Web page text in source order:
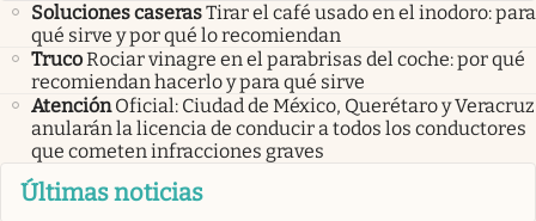
Soluciones caserasTirar el café usado en el inodoro: para
qué sirve y por qué lo recomiendan
TrucoRociar vinagre en el parabrisas del coche: por qué
recomiendan hacerlo y para qué sirve
Atención Oficial: Ciudad de México, Querétaro y Veracruz
anularán la licencia de conducir a todos los conductores
que cometen infracciones graves
Últimas noticias